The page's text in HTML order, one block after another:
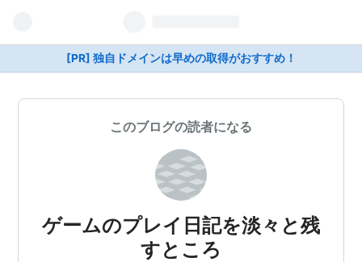
[PR] 独自ドメインは早めの取得がおすすめ！
このブログの読者になる
ゲームのプレイ日記を淡々と残
すところ